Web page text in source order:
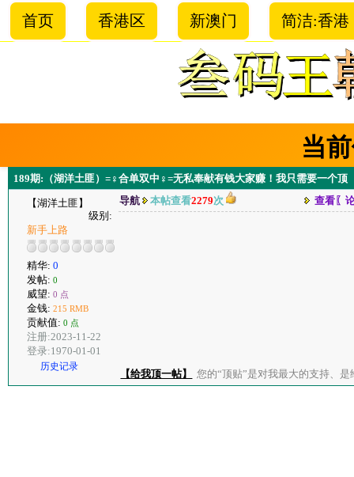
首页 香港区 新澳门 简洁:香港
当
189期:（湖洋土匪）=♀合单双中♀=无私奉献有钱大家赚！我只需要一个顶
【湖洋土匪】
级别:
新手上路
精华: 0
发帖: 0
威望: 0 点
金钱: 215 RMB
贡献值: 0 点
注册:2023-11-22
登录:1970-01-01
历史记录
导航 本帖查看2279次 查看〖
【给我顶一帖】 您的“顶贴”是对我最大的支持、